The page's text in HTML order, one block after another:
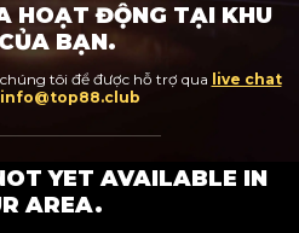
HOẠT ĐỘNG TẠI KHU
BẠN.
tôi để được hỗ trợ qua live chat
info@top88.club
YET AVAILABLE IN
AREA.